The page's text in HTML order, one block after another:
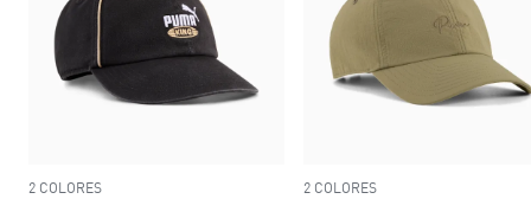
2 COLORES 2 COLORES